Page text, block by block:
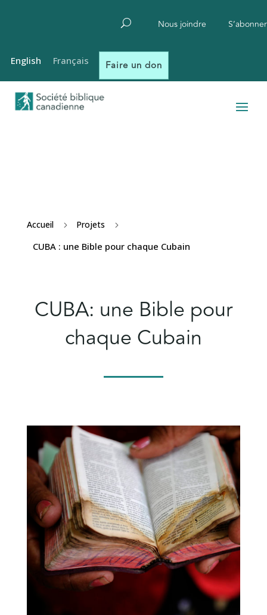
Nous joindre S’abonner
Faire un don
Accueil 5 Projets 5
CUBA : une Bible pour chaque Cubain
CUBA: une Bible pour
chaque Cubain
English Français